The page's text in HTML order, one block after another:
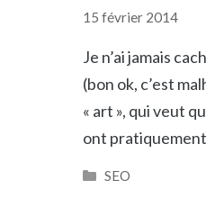
15 février 2014
Je n’ai jamais
(bon ok, c’est
« art », qui veut
ont
Catégories
SEO